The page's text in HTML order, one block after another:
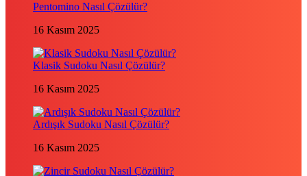
Pentomino Nasıl Çözülür?
16 Kasım 2025
Klasik Sudoku Nasıl Çözülür?
16 Kasım 2025
Ardışık Sudoku Nasıl Çözülür?
16 Kasım 2025